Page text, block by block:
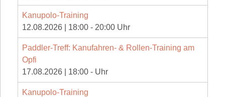
Kanupolo-Training
12.08.2026
18:00 - 20:00 Uhr
Paddler-Treff: Kanufahren- & Rollen-Training am
Opfi
17.08.2026
18:00 - Uhr
Kanupolo-Training